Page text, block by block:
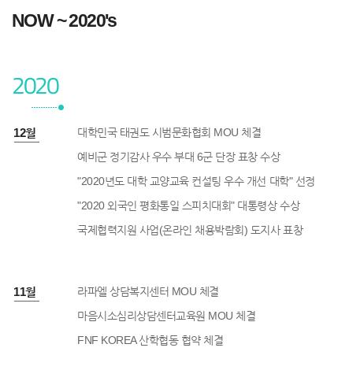
NOW ~ 2020's
2020
12월
대학민국 태권도 시범문화협회 MOU 체결
예비군 정기감사 우수 부대 6군 단장 표창 수상
"2020년도 대학 교양교육 컨설팅 우수 개선 대학" 선정
"2020 외국인 평화통일 스피치대회" 대통령상 수상
국제협력지원 사업(온라인 채용박람회) 도지사 표창
11월
라파엘 상담복지센터 MOU 체결
마음시소심리상담센터교육원 MOU 체결
FNF KOREA 산학협동 협약 체결